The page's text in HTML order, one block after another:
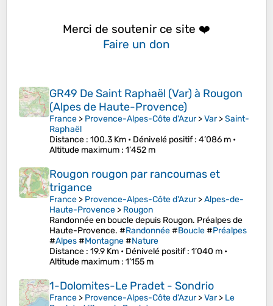
Merci de soutenir ce site ❤️
Faire un don
GR49 De Saint Raphaël (Var) à Rougon
(Alpes de Haute-Provence)
France > Provence-Alpes-Côte d'Azur>Var>Saint-
Raphaël
Distance : 100.3 Km • Dénivelé positif: 4’086 m •
Altitude maximum : 1’452 m
Rougon rougon par rancoumas et
trigance
France > Provence-Alpes-Côte d'Azur>Alpes-de-
Haute-Provence > Rougon
Randonnée en boucle depuis Rougon. Préalpes de
Haute-Provence. #Randonnée#Boucle#Préalpes
#Alpes#Montagne#Nature
Distance : 19.9 Km • Dénivelé positif: 1’040 m •
Altitude maximum : 1’155 m
1-Dolomites-Le Pradet - Sondrio
France > Provence-Alpes-Côte d'Azur>Var> Le